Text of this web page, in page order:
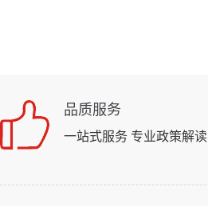
品质服务
一站式服务 专业政策解读